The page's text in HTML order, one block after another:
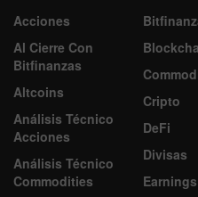
Acciones
Al Cierre Con
Bitfinanzas
Altcoins
Análisis Técnico
Acciones
Análisis Técnico
Commodities
Cripto
DeFi
Divisas
Earnings